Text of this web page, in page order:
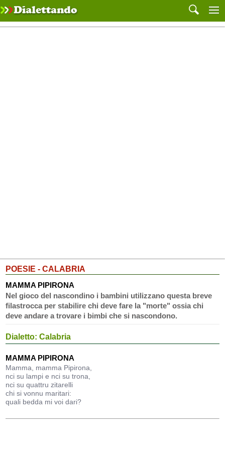
POESIE - CALABRIA
MAMMA PIPIRONA
Nel gioco del nascondino i bambini utilizzano questa breve
filastrocca per stabilire chi deve fare la "morte" ossia chi
deve andare a trovare i bimbi che si nascondono.
Dialetto: Calabria
MAMMA PIPIRONA
Mamma, mamma Pipirona,
nci su lampi e nci su trona,
nci su quattru zitarelli
chi si vonnu maritari:
quali bedda mi voi dari?